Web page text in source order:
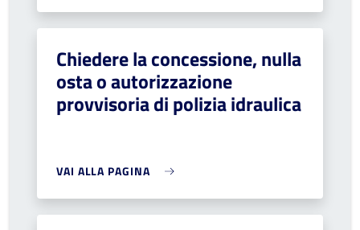
Chiedere la concessione, nulla
osta o autorizzazione
provvisoria di polizia idraulica
VAI ALLA PAGINA